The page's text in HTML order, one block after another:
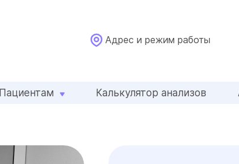
Адрес и режим работы
Пациентам Калькулятор анализов